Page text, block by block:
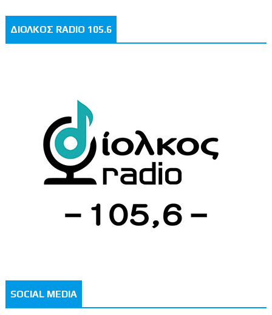
ΔΙΟΛΚΟΣ RADIO 105.6
SOCIAL MEDIA